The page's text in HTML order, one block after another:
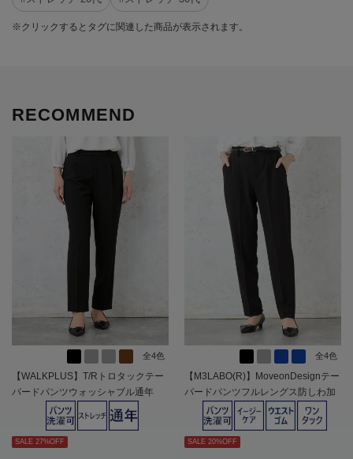
※クリックするとタグに関連した商品が表示されます。
RECOMMEND
全4色
【WALKPLUS】T/Rトロタックテー
パードパンツウォッシャブル通年
【レディース】
SALE 27%OFF
全4色
【M3LABO(R)】MoveonDesignテー
パードパンツフルレングス防しわ加
工通年【レディース】
SALE 20%OFF